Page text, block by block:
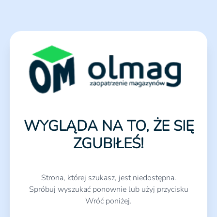
WYGLĄDA NA TO, ŻE SIĘ
ZGUBIŁEŚ!
Strona, której szukasz, jest niedostępna.
Spróbuj wyszukać ponownie lub użyj przycisku
Wróć poniżej.